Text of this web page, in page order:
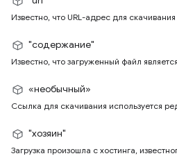
Известно, что URL-адрес для
"содержание"
Известно, что загруженный файл
«необычный»
Ссылка для скачивания используется
"хозяин"
Загрузка произошла с хостинга,